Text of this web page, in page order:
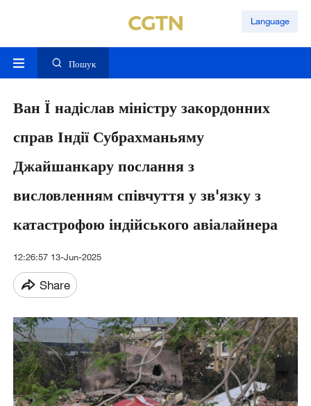
Language
Пошук
Ван Ї надіслав міністру закордонних
справ Індії Субрахманьяму
Джайшанкару послання з
висловленням співчуття у зв'язку з
катастрофою індійського авіалайнера
12:26:57 13-Jun-2025
Share